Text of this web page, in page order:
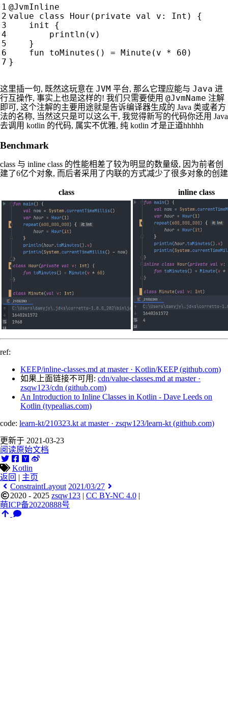
@JvmInline
value
class Hour ( private val v : Int )
{
init
{
println ( v )
}
fun
toMinutes () = Minute ( v * 60 )
}
这里插一句, 既然这玩意在 JVM 平台, 那么它理应能与 Java 进
行互操作, 事实上也是这样的! 我们只需要使用 @JvmName 注解
即可, 这个注解的主要用途就是告诉编译器生成的 Java 类或者方
法的名称, 当然这只是可以这么干, 我觉得新写的代码你还用 Java
去调用 kotlin 的代码, 属实不优雅, 纯 kotlin 才是正道hhhhh
Benchmark
class 与 inline class 的性能相差了较为明显的数量级, 因为前者创
建了6亿个对象, 而后者采用了内联的方式减少了很多对象的创建
class inline class
ref:
KEEP/inline-classes.md at master · Kotlin/KEEP (github.com)
如果上面链接不可用: cdn/value-classes.md at master ·
zsqw123/cdn (github.com)
An Introduction to Inline Classes in Kotlin - Dave Leeds on
Kotlin (typealias.com)
code: learn-kt/210323.kt at master · zsqw123/learn-kt (github.com)
更新于 2021-03-23
阅读原始文档
Kotlin
返回 | 主页
ConstraintLayout 2021/03/27
2020 - 2025 zsqw123 | CC BY-NC 4.0 |
萌ICP备20220888号